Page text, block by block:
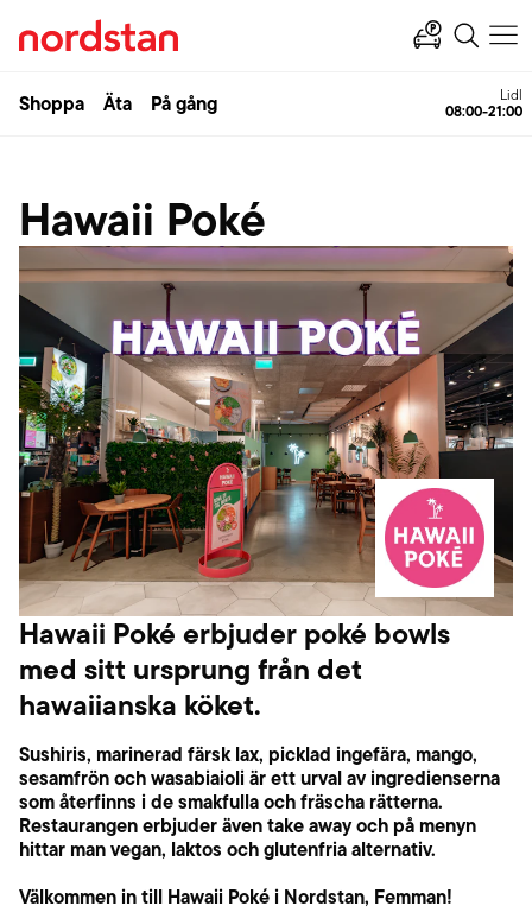
Shoppa Äta På gång Lidl
08:00-21:00
Hawaii Poké
Hawaii Poké erbjuder poké bowls
med sitt ursprung från det
hawaiianska köket.
Sushiris, marinerad färsk lax, picklad ingefära, mango,
sesamfrön och wasabiaioli är ett urval av ingredienserna
som återfinns i de smakfulla och fräscha rätterna.
Restaurangen erbjuder även take away och på menyn
hittar man vegan, laktos och glutenfria alternativ.
Välkommen in till Hawaii Poké i Nordstan, Femman!